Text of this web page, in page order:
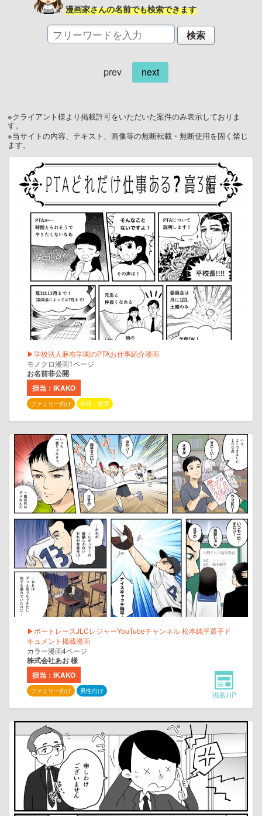
漫画家さんの名前でも検索できます
prev next
※クライアント様より掲載許可をいただいた案件のみ表示しておりま
す。
※当サイトの内容、テキスト、画像等の無断転載・無断使用を固く禁じ
ます。
▶学校法人麻布学園のPTAお仕事紹介漫画
モノクロ漫画1ページ
お名前非公開
担当：IKAKO
ファミリー向け 採用・教育
▶ボートレースJLCレジャーYouTubeチャンネル 松本純平選手ド
キュメント掲載漫画
カラー漫画4ページ
株式会社あお 様
担当：IKAKO
ファミリー向け 男性向け 掲載HP